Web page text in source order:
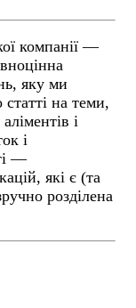
компанії —
яку ми
на теми,
і
і
—
які є (та
розділена